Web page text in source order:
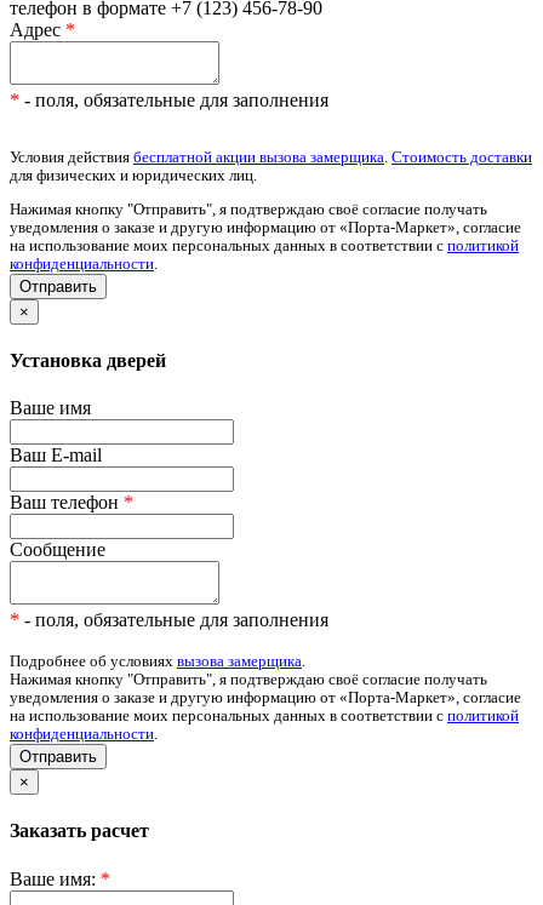
телефон в формате +7 (123) 456-78-90
Адрес *
* - поля, обязательные для заполнения
Условия действия бесплатной акции вызова замерщика Стоимость доставки
для физических и юридических лиц.
Нажимая кнопку "Отправить", я подтверждаю своё согласие получать
уведомления о заказе и другую информацию от «Порта-Маркет», согласие
на использование моих персональных данных в соответствии с политикой
конфиденциальности
×
Установка дверей
Ваше имя
Ваш E-mail
Ваш телефон *
Сообщение
* - поля, обязательные для заполнения
Подробнее об условиях вызова замерщика.
Нажимая кнопку "Отправить", я подтверждаю своё согласие получать
уведомления о заказе и другую информацию от «Порта-Маркет», согласие
на использование моих персональных данных в соответствии с политикой
конфиденциальности.
Отправить
×
Заказать расчет
Ваше имя: *